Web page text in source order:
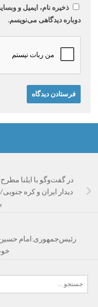
ذخیره نام، ایمیل و
دوباره دیدگاهی می‌نویسم.
در گفت‌و‌گو با ایلنا
دیدار ایران و کره
رئیس‌جمهوری:امام
برای: